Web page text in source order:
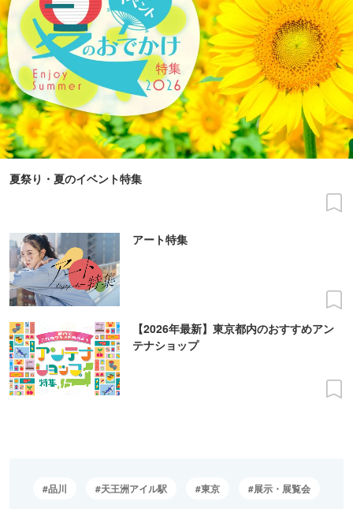
夏祭り・夏のイベント特集
アート特集
【2026年最新】東京都内のおすすめアン
テナショップ
品川 天王洲アイル駅 東京 展示・展覧会